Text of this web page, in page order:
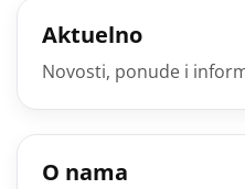
Aktuelno
Novosti, ponude i
O nama